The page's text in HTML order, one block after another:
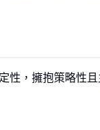
性，擁抱策略性